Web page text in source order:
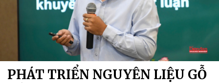
PHÁT TRIỂN NGUYÊN LIỆU GỖ